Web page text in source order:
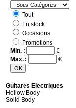
Tout
En stock
Occasions
Promotions
Min. :
€
Max. :
€
Guitares Electriques
Hollow Body
Solid Body